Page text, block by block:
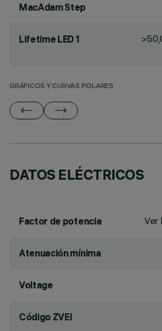
MacAdam Step
Lifetime LED 1
GRÁFICOS Y CURVAS POLARES
DATOS ELÉCTRICOS
Factor de potencia Ver
Atenuación mínima
Voltage
Código ZVEI